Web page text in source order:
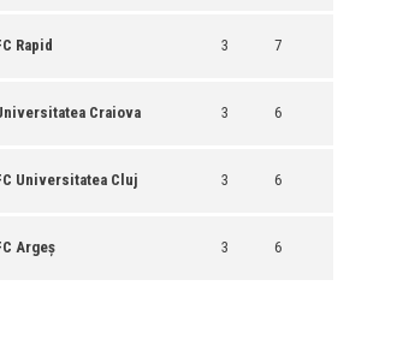
Rapid 3 7
Craiova 3 6
Universitatea Cluj 3 6
Argeș 3 6